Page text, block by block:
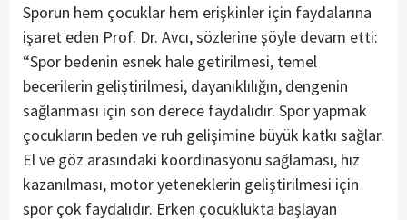
Sporun hem çocuklar hem erişkinler için faydalarına
işaret eden Prof. Dr. Avcı, sözlerine şöyle devam etti:
“Spor bedenin esnek hale getirilmesi, temel
becerilerin geliştirilmesi, dayanıklılığın, dengenin
sağlanması için son derece faydalıdır. Spor yapmak
çocukların beden ve ruh gelişimine büyük katkı sağlar.
El ve göz arasındaki koordinasyonu sağlaması, hız
kazanılması, motor yeteneklerin geliştirilmesi için
spor çok faydalıdır. Erken çocuklukta başlayan